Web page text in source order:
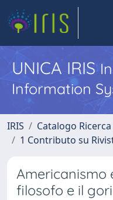
UNICA IRIS
Information
IRIS
Catalogo
1 Contributo su
Americanismo
filosofo e il